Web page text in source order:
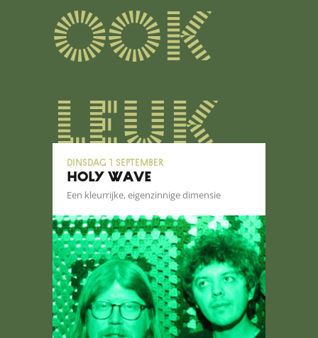
ook
leuk
dinsdag 1 september
HOLY WAVE
Een kleurrijke, eigenzinnige dimensie